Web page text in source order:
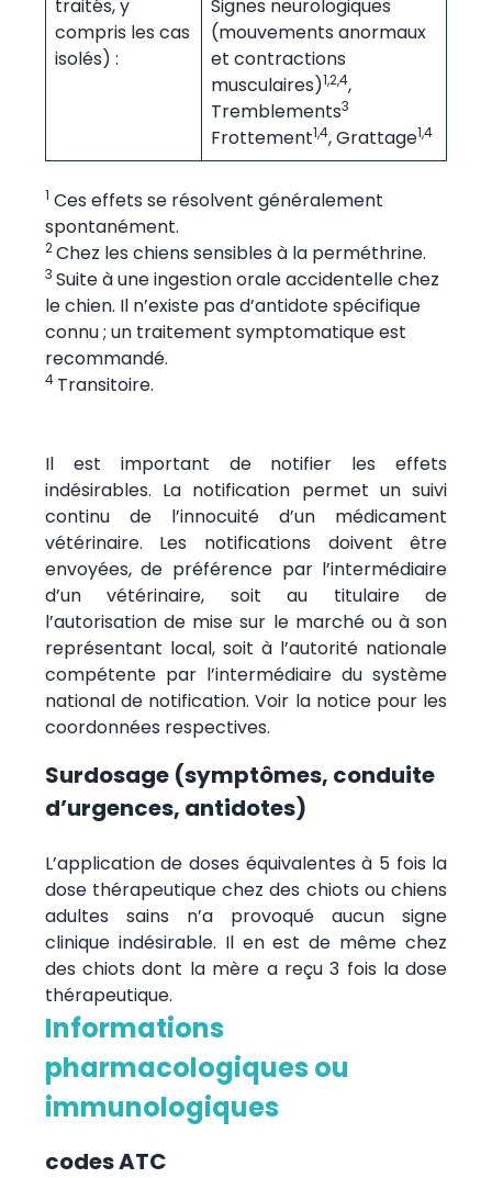
traités, y
compris les cas
isolés) :
Signes neurologiques
(mouvements anormaux
et contractions
musculaires)1,2,4,
Tremblements3
Frottement1,4, Grattage1,4
1 Ces effets se résolvent généralement
spontanément.
2Chez les chiens sensibles à la perméthrine.
3 Suite à une ingestion orale accidentelle chez
le chien. Il n’existe pas d’antidote spécifique
connu ; un traitement symptomatique est
recommandé.
4 Transitoire.
Il est important de notifier les effets
indésirables. La notification permet un suivi
continu de l’innocuité d’un médicament
vétérinaire. Les notifications doivent être
envoyées, de préférence par l’intermédiaire
d’un vétérinaire, soit au titulaire de
l’autorisation de mise sur le marché ou à son
représentant local, soit à l’autorité nationale
compétente par l’intermédiaire du système
national de notification. Voir la notice pour les
coordonnées respectives.
Surdosage (symptômes, conduite
d’urgences, antidotes)
L’application de doses équivalentes à 5 fois la
dose thérapeutique chez des chiots ou chiens
adultes sains n’a provoqué aucun signe
clinique indésirable. Il en est de même chez
des chiots dont la mère a reçu 3 fois la dose
thérapeutique.
Informations
pharmacologiques ou
immunologiques
codes ATC